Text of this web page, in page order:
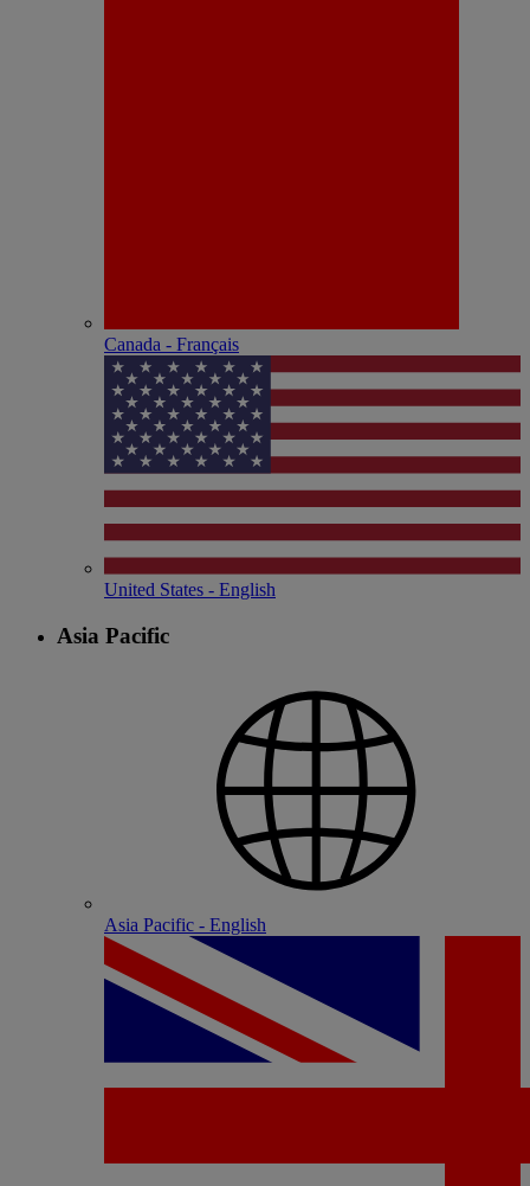
Canada - Français
United States - English
Asia Pacific
Asia Pacific - English